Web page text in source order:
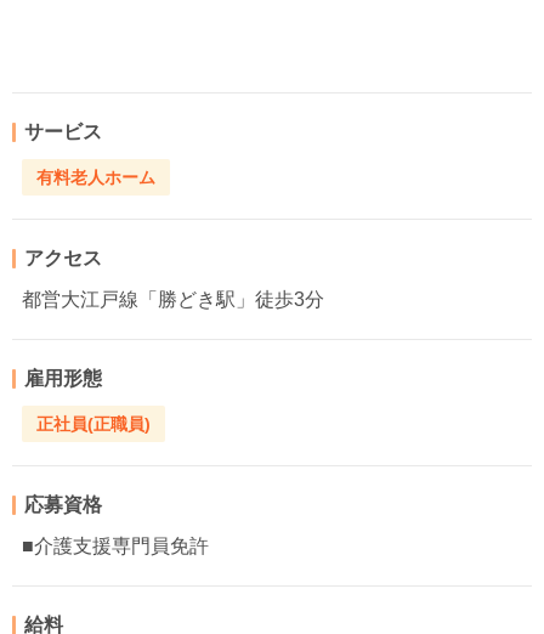
サービス
有料老人ホーム
アクセス
都営大江戸線「勝どき駅」徒歩3分
雇用形態
正社員(正職員)
応募資格
■介護支援専門員免許
給料